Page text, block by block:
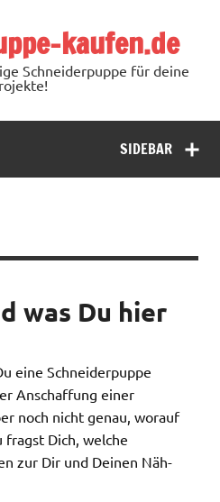
kaufen.de
Schneiderpuppe für deine
SIDEBAR
was Du hier
eine Schneiderpuppe
Anschaffung einer
noch nicht genau, worauf
fragst Dich, welche
zur Dir und Deinen Näh-